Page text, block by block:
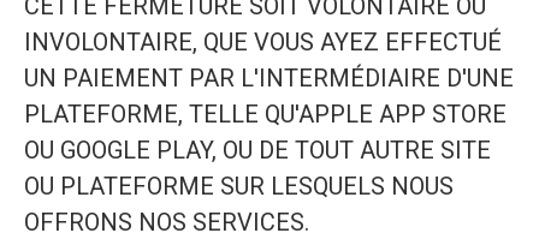
INVOLONTAIRE, QUE VOUS AYEZ EFFECTUÉ
UN PAIEMENT PAR L'INTERMÉDIAIRE D'UNE
PLATEFORME, TELLE QU'APPLE APP STORE
OU GOOGLE PLAY, OU DE TOUT AUTRE SITE
OU PLATEFORME SUR LESQUELS NOUS
OFFRONS NOS SERVICES.